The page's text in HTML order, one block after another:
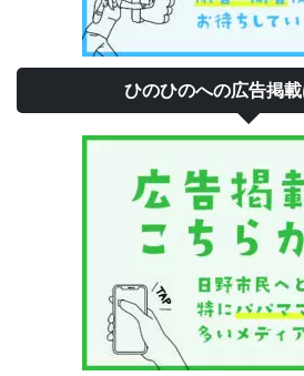
ひのひのへの広告掲